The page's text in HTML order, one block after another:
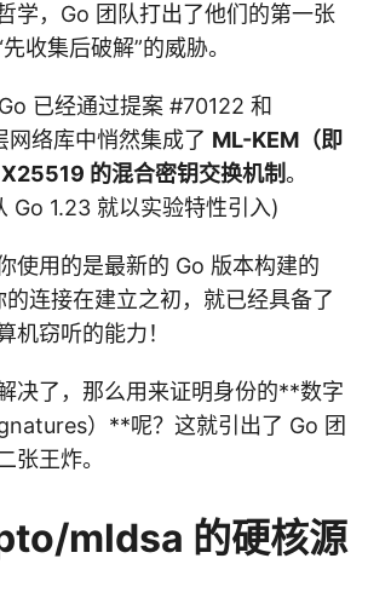
学，Go 团队打出了他们的第一张
收集后破解”的威胁。
已经通过提案 #70122 和
络库中悄然集成了 ML-KEM（即
的混合密钥交换机制。
Go 1.23 就以实验特性引入)
使用的是最新的 Go 版本构建的
连接在建立之初，就已经具备了
机窃听的能力！
决了，那么用来证明身份的**数字
）**呢？这就引出了 Go 团
张王炸。
mldsa 的硬核源